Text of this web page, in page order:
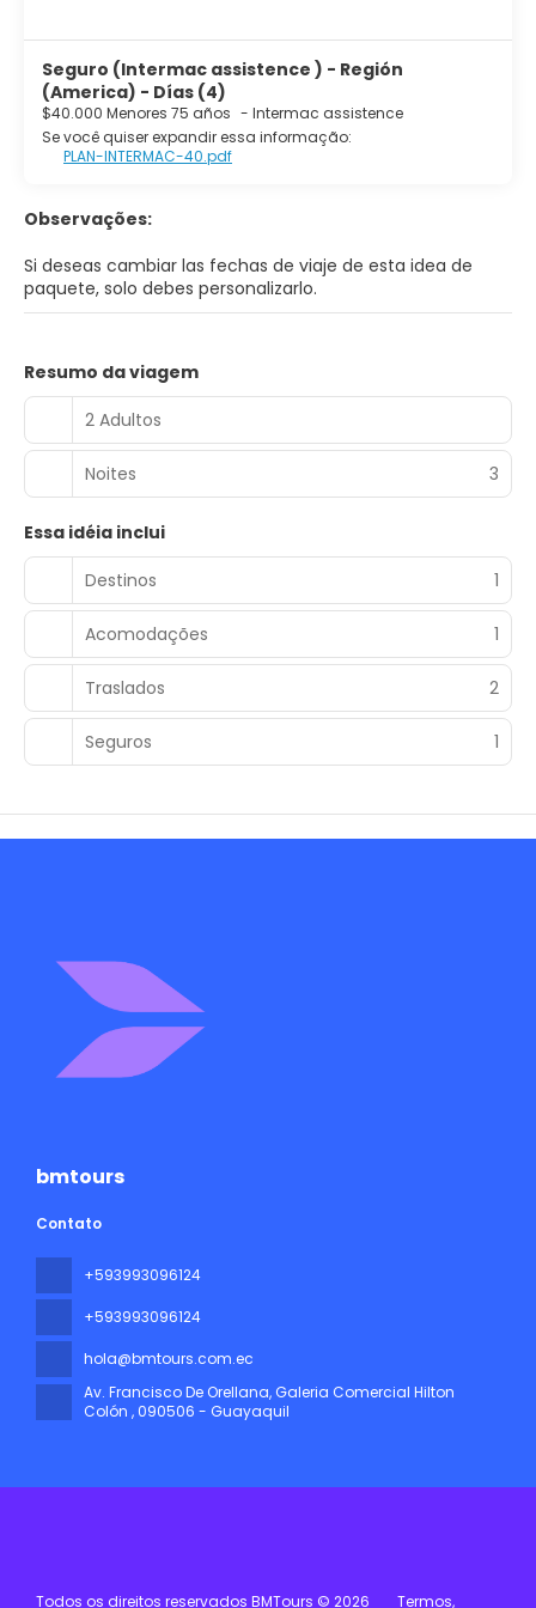
Seguro (Intermac assistence ) - Región
(America) - Días (4)
$40.000 Menores 75 años - Intermac assistence
Se você quiser expandir essa informação:
PLAN-INTERMAC-40.pdf
Observações:
Si deseas cambiar las fechas de viaje de esta idea de
paquete, solo debes personalizarlo.
Resumo da viagem
2 Adultos
Noites 3
Essa idéia inclui
Destinos
1
Acomodações 1
Traslados 2
Seguros 1
bmtours
Contato
+593993096124
+593993096124
hola@bmtours.com.ec
Av. Francisco De Orellana, Galeria Comercial Hilton
Colón , 090506 - Guayaquil
Todos os direitos reservados BMTours © 2026 Termos,